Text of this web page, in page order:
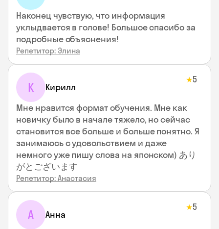
Наконец чувствую, что информация
уклыдвается в голове! Большое спасибо за
подробные объяснения!
Репетитор: Элина
К Кирилл
★5
Мне нравится формат обучения. Мне как
новичку было в начале тяжело, но сейчас
становится все больше и больше понятно. Я
занимаюсь с удовольствием и даже
немного уже пишу слова на японском) あり
がとございます
Репетитор: Анастасия
А Анна
★5